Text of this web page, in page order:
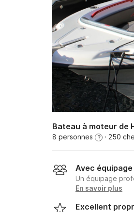
Bateau à moteur de
8 personnes ? · 250
Avec équipage
Un équipage
En savoir plus
Excellent